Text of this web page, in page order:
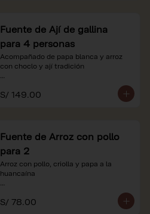
Fuente de Ají de gallina
para 4 personas
Acompañado de papa blanca y arroz
con choclo y ají tradición
*Nuestros precios están expresados en
soles e incluyen impuestos de ley y
S/ 149.00
Fuente de Arroz con pollo
para 2
Arroz con pollo, criolla y papa a la
huancaína
*Nuestros precios están expresados en
soles e incluyen impuestos de ley y
S/ 78.00